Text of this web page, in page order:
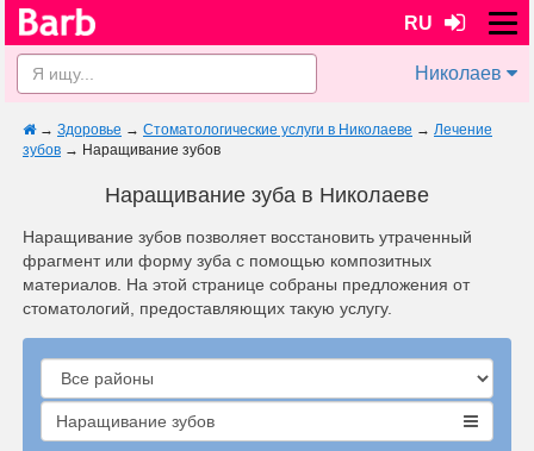
RU
Николаев
→ Здоровье → Стоматологические услуги в Николаеве → Лечение
зубов → Наращивание зубов
Наращивание зуба в Николаеве
Наращивание зубов позволяет восстановить утраченный
фрагмент или форму зуба с помощью композитных
материалов. На этой странице собраны предложения от
стоматологий, предоставляющих такую услугу.
Наращивание зубов